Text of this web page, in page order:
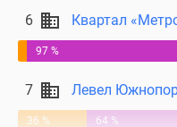
6 Квартал
97 %
7 Левел
36 % 64 %